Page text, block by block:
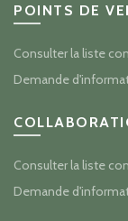
POINTS DE
Consulter la liste
Demande
Consulter la liste
Demande